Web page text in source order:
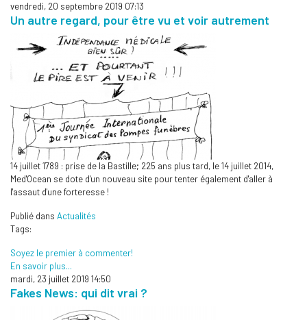
vendredi, 20 septembre 2019 07:13
Un autre regard, pour être vu et voir autrement
14 juillet 1789 : prise de la Bastille; 225 ans plus tard, le 14 juillet 2014,
Med'Ocean se dote d'un nouveau site pour tenter également d'aller à
l'assaut d'une forteresse !
Publié dans Actualités
Tags:
Soyez le premier à commenter!
En savoir plus...
mardi, 23 juillet 2019 14:50
Fakes News: qui dit vrai ?